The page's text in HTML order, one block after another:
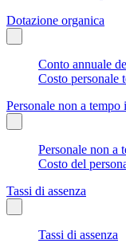
Dotazione organica
Conto annuale
Costo personale
Personale non a tempo
Personale non a
Costo del
Tassi di assenza
Tassi di assenza